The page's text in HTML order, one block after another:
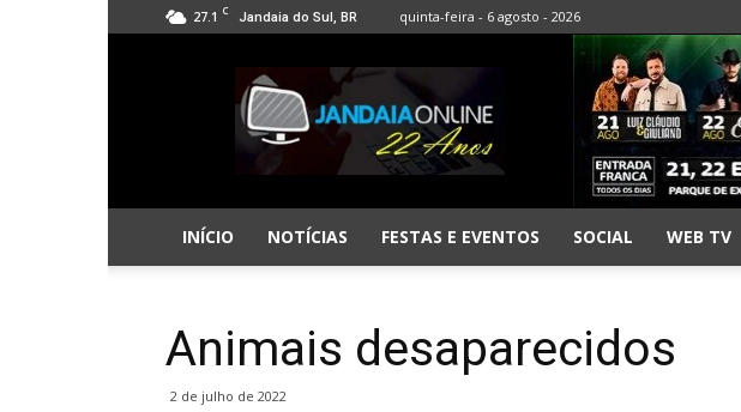
27.1 C Jandaia do Sul, BR quinta-feira - 6 agosto - 2026
Jandaia
Online
INÍCIO NOTÍCIAS FESTAS E EVENTOS SOCIAL WEB TV
Animais desaparecidos
2 de julho de 2022